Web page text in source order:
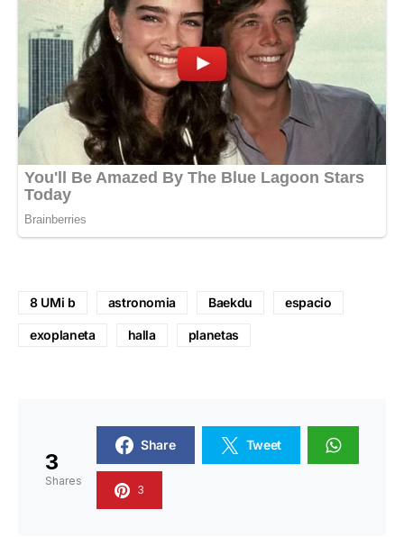
8 UMi b astronomia Baekdu espacio
exoplaneta halla planetas
3
Shares
Share Tweet
3